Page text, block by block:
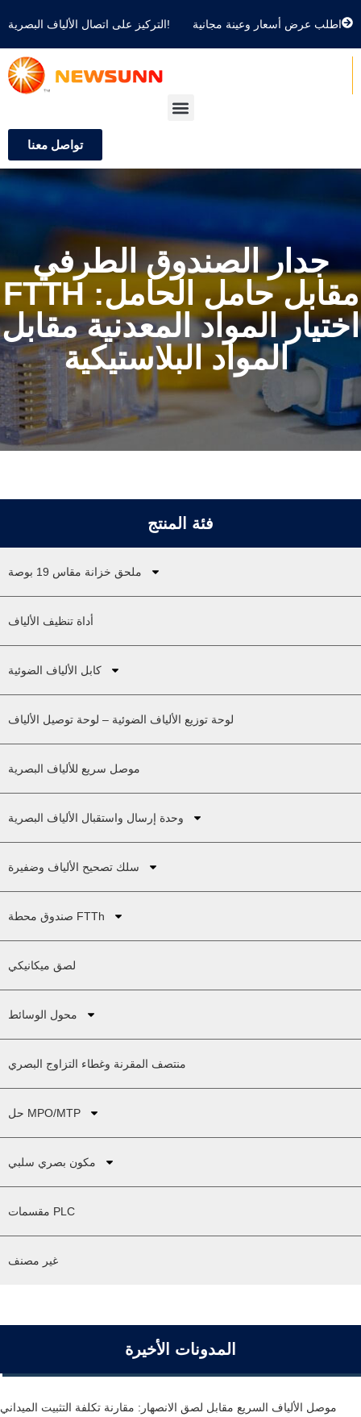
التركيز على اتصال الألياف البصرية! اطلب عرض أسعار وعينة مجانية
تواصل معنا
جدار الصندوق الطرفي
FTTH مقابل حامل الحامل:
اختيار المواد المعدنية مقابل
المواد البلاستيكية
فئة المنتج
ملحق خزانة مقاس 19 بوصة
أداة تنظيف الألياف
كابل الألياف الضوئية
لوحة توزيع الألياف الضوئية – لوحة توصيل الألياف
موصل سريع للألياف البصرية
وحدة إرسال واستقبال الألياف البصرية
سلك تصحيح الألياف وضفيرة
صندوق محطة FTTh
لصق ميكانيكي
محول الوسائط
منتصف المقرنة وغطاء التزاوج البصري
حل MPO/MTP
مكون بصري سلبي
مقسمات PLC
غير مصنف
المدونات الأخيرة
موصل الألياف السريع مقابل لصق الانصهار: مقارنة تكلفة التثبيت الميداني